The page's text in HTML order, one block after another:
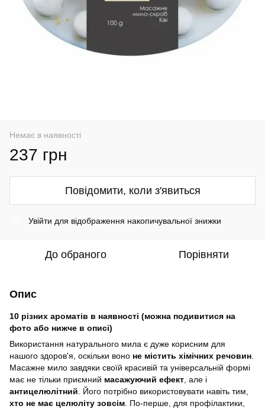
Немає в наявності
237 грн
Повідомити, коли з'явиться
Увійти для відображення накопичувальної знижки
До обраного Порівняти
Опис
10 різних ароматів в наявності (можна подивитися на
фото або нижче в описі)
Використання натурального мила є дуже корисним для
нашого здоров'я, оскільки воно не містить хімічних речовин
Масажне мило завдяки своїй красивій та універсальній формі
має не тільки приємний масажуючий ефект , але і
антицелюлітний . Його потрібно використовувати навіть тим,
хто не має целюліту зовсім . По-перше, для профілактики,